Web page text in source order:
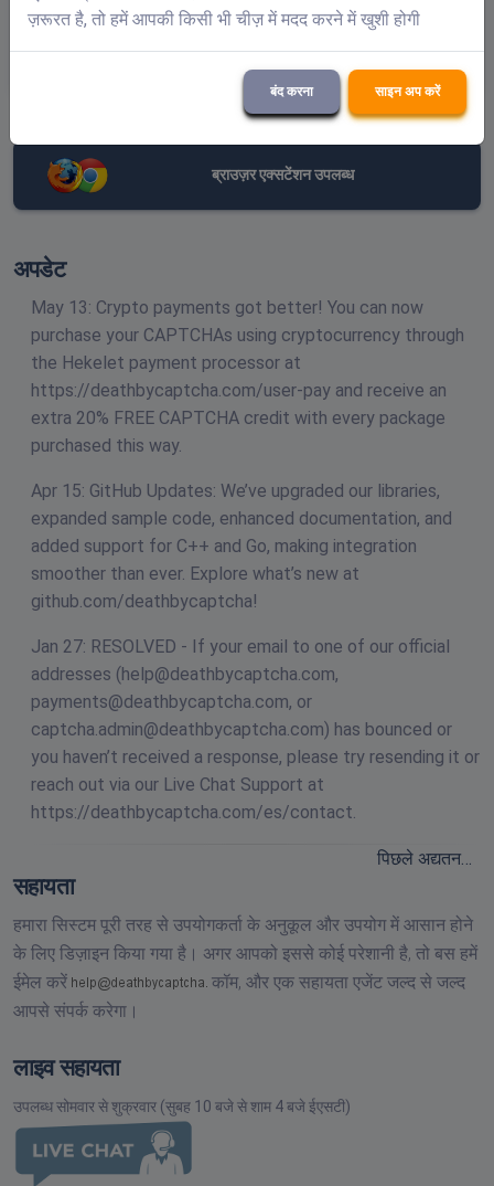
ब्राउज़र एक्सटेंशन उपलब्ध
अपडेट
May 13: Crypto payments got better! You can now
purchase your CAPTCHAs using cryptocurrency through
the Hekelet payment processor at
https://deathbycaptcha.com/user-pay and receive an
extra 20% FREE CAPTCHA credit with every package
purchased this way.
Apr 15: GitHub Updates: We’ve upgraded our libraries,
expanded sample code, enhanced documentation, and
added support for C++ and Go, making integration
smoother than ever. Explore what’s new at
github.com/deathbycaptcha!
Jan 27: RESOLVED - If your email to one of our official
addresses (help@deathbycaptcha.com,
payments@deathbycaptcha.com, or
captcha.admin@deathbycaptcha.com) has bounced or
you haven’t received a response, please try resending it or
reach out via our Live Chat Support at
https://deathbycaptcha.com/es/contact.
पिछले अद्यतन…
सहायता
हमारा सिस्टम पूरी तरह से उपयोगकर्ता के अनुकूल और उपयोग में आसान होने
के लिए डिज़ाइन किया गया है। अगर आपको इससे कोई परेशानी है, तो बस हमें
ईमेल करें
कॉम, और एक सहायता एजेंट जल्द से जल्द
आपसे संपर्क करेगा।
लाइव सहायता
उपलब्ध सोमवार से शुक्रवार (सुबह 10 बजे से शाम 4 बजे ईएसटी)
ज़रूरत है, तो हमें आपकी किसी भी चीज़ में मदद करने में खुशी होगी
बंद करना साइन अप करें